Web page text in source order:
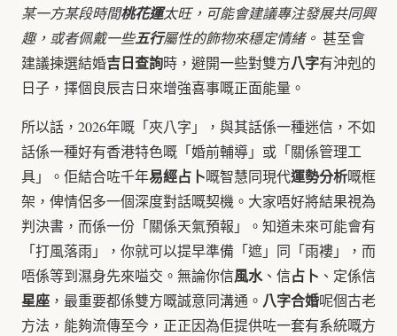
某一方某段時間桃花運太旺，可能會建議專注發展共同興
趣，或者佩戴一些五行屬性的飾物來穩定情緒。 甚至會
建議揀選結婚吉日查詢時，避開一些對雙方八字有沖剋的
日子，擇個良辰吉日來增強喜事嘅正面能量。
所以話，2026年嘅「夾八字」，與其話係一種迷信，不如
話係一種好有香港特色嘅「婚前輔導」或「關係管理工
具」。佢結合咗千年易經占卜嘅智慧同現代運勢分析嘅框
架，俾情侶多一個深度對話嘅契機。大家唔好將結果視為
判決書，而係一份「關係天氣預報」。知道未來可能會有
「打風落雨」，你就可以提早準備「遮」同「雨褸」，而
唔係等到濕身先來嗌交。無論你信風水、信占卜 、定係信
星座 ，最重要都係雙方嘅誠意同溝通。 八字合婚呢個古老
方法，能夠流傳至今，正正因為佢提供咗一套有系統嘅方